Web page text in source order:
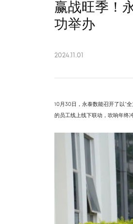
赢战旺季！
功举办
2024.11.01
10月30日，永泰数能召开了以“
的员工线上线下联动，吹响年终